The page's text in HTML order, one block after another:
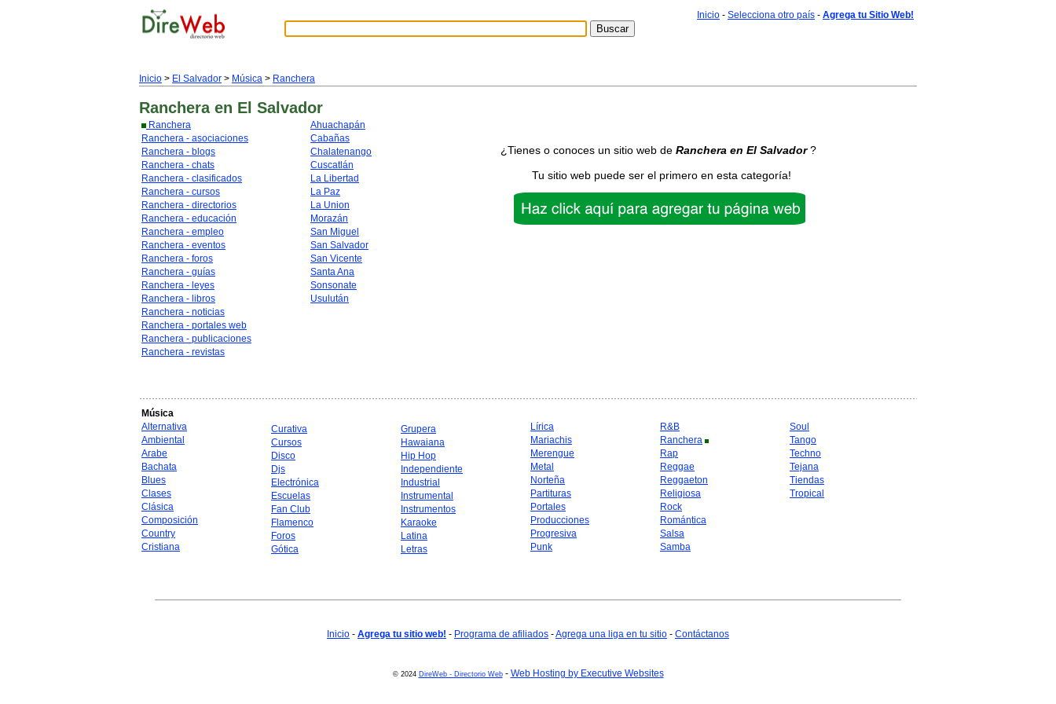
Inicio - Selecciona otro país - Agrega tu Sitio Web!
Inicio > El Salvador > Música > Ranchera
Ranchera en El Salvador
Ranchera
Ranchera - asociaciones
Ranchera - blogs
Ranchera - chats
Ranchera - clasificados
Ranchera - cursos
Ranchera - directorios
Ranchera - educación
Ranchera - empleo
Ranchera - eventos
Ranchera - foros
Ranchera - guías
Ranchera - leyes
Ranchera - libros
Ranchera - noticias
Ranchera - portales web
Ranchera - publicaciones
Ranchera - revistas
Ahuachapán
Cabañas
Chalatenango
Cuscatlán
La Libertad
La Paz
La Union
Morazán
San Miguel
San Salvador
San Vicente
Santa Ana
Sonsonate
Usulután
¿Tienes o conoces un sitio web de Ranchera en El Salvador?
Tu sitio web puede ser el primero en esta categoría!
Música
Alternativa
Ambiental
Arabe
Bachata
Blues
Clases
Clásica
Composición
Country
Cristiana
Curativa
Cursos
Disco
Djs
Electrónica
Escuelas
Fan Club
Flamenco
Foros
Gótica
Grupera
Hawaiana
Hip Hop
Independiente
Industrial
Instrumental
Instrumentos
Karaoke
Latina
Letras
Lírica
Mariachis
Merengue
Metal
Norteña
Partituras
Portales
Producciones
Progresiva
Punk
R&B
Ranchera
Rap
Reggae
Reggaeton
Religiosa
Rock
Romántica
Salsa
Samba
Soul
Tango
Techno
Tejana
Tiendas
Tropical
Inicio - Agrega tu sitio web! - Programa de afiliados -Agrega una liga en tu sitio - Contáctanos
© 2024 DireWeb - Directorio Web- Web Hosting by Executive Websites